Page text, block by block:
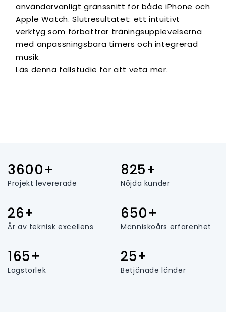
användarvänligt gränssnitt för både iPhone och
Apple Watch. Slutresultatet: ett intuitivt
verktyg som förbättrar träningsupplevelserna
med anpassningsbara timers och integrerad
musik.
Läs denna fallstudie för att veta mer.
3600+
Projekt levererade
825+
Nöjda kunder
26+
År av teknisk excellens
650+
Människoårs erfarenhet
165+
Lagstorlek
25+
Betjänade länder